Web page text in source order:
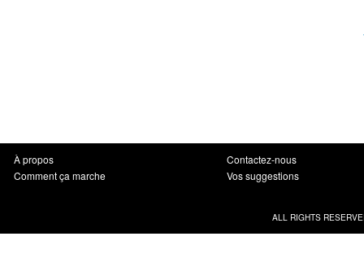
À propos
Comment ça marche
Contactez-nous
Vos suggestions
ALL RIGHTS